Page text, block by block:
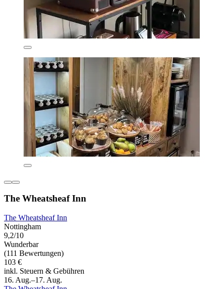
The Wheatsheaf Inn
The Wheatsheaf Inn
Nottingham
9,2/10
Wunderbar
(111 Bewertungen)
103 €
inkl. Steuern & Gebühren
16. Aug.–17. Aug.